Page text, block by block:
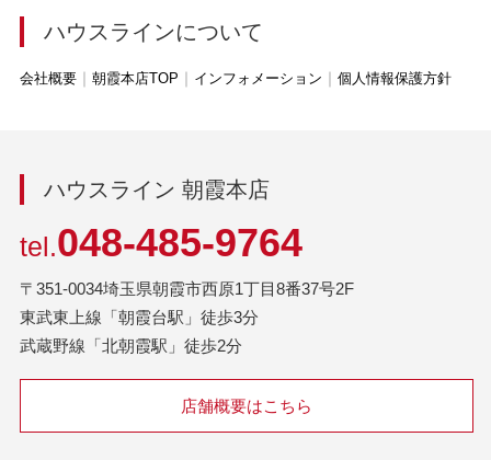
ハウスラインについて
会社概要 朝霞本店TOP インフォメーション 個人情報保護方針
ハウスライン 朝霞本店
tel.048-485-9764
〒351-0034埼玉県朝霞市西原1丁目8番37号2F
東武東上線「朝霞台駅」徒歩3分
武蔵野線「北朝霞駅」徒歩2分
店舗概要はこちら